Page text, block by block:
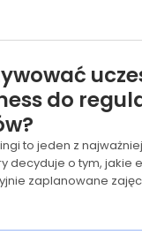
do
to jeden z
decyduje o tym, jakie
zaplanowane